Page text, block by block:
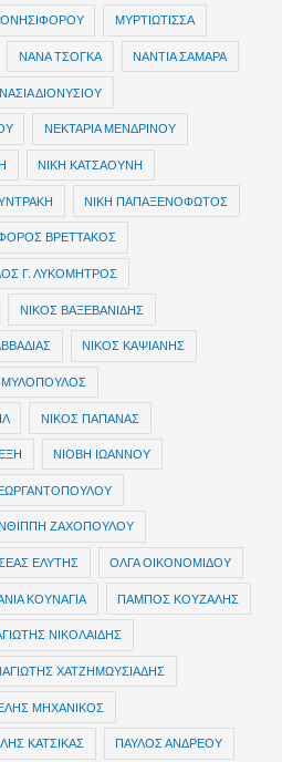
ΜΥΡΤΙΩΤΙΣΣΑ
ΝΑΝΑ ΤΣΟΓΚΑ ΝΑΝΤΙΑ ΣΑΜΑΡΑ
ΝΑΣΙΑ ΔΙΟΝΥΣΙΟΥ
ΝΕΚΤΑΡΙΑ ΜΕΝΔΡΙΝΟΥ
ΝΙΚΗ ΚΑΤΣΑΟΥΝΗ
ΝΙΚΗ ΠΑΠΑΞΕΝΟΦΩΤΟΣ
ΒΡΕΤΤΑΚΟΣ
Γ. ΛΥΚΟΜΗΤΡΟΣ
ΝΙΚΟΣ ΒΑΞΕΒΑΝΙΔΗΣ
ΝΙΚΟΣ ΚΑΨΙΑΝΗΣ
ΜΥΛΟΠΟΥΛΟΣ
ΝΙΚΟΣ ΠΑΠΑΝΑΣ
ΝΙΟΒΗ ΙΩΑΝΝΟΥ
ΖΑΧΟΠΟΥΛΟΥ
ΕΛΥΤΗΣ ΟΛΓΑ ΟΙΚΟΝΟΜΙΔΟΥ
ΚΟΥΝΑΓΙΑ ΠΑΜΠΟΣ ΚΟΥΖΑΛΗΣ
ΝΙΚΟΛΑΙΔΗΣ
ΧΑΤΖΗΜΩΥΣΙΑΔΗΣ
ΜΗΧΑΝΙΚΟΣ
ΚΑΤΣΙΚΑΣ ΠΑΥΛΟΣ ΑΝΔΡΕΟΥ